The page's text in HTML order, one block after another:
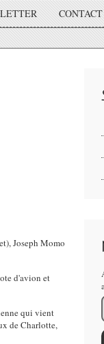
CONTACT
Joseph Momo
d'avion et
qui vient
de Charlotte,